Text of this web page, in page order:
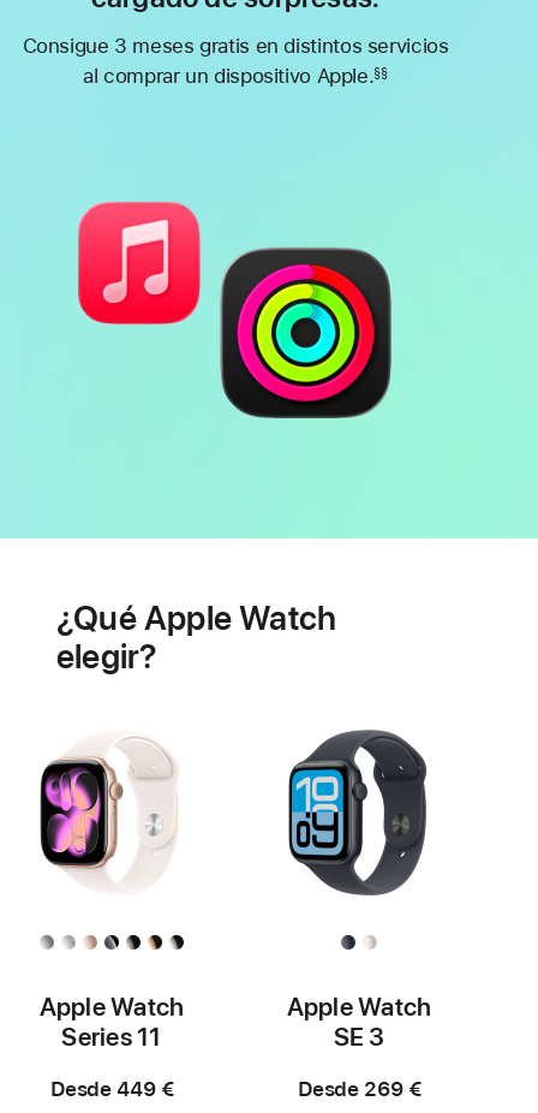
Consigue 3 meses gratis en distintos servicios
al comprar un dispositivo Apple.§§
cardiaca
¿Qué Apple Watch
elegir?
Apple Watch
Series 11
Desde 449 €
Apple Watch
SE 3
Desde 269 €